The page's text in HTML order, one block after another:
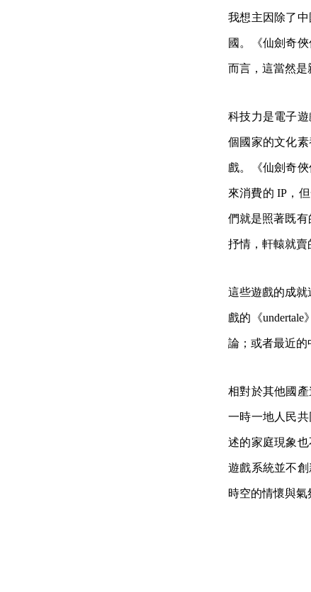
我想主因除了
國。《仙劍奇
而言，這當然是
科技力是電子
個國家的文化
戲。《仙劍奇
來消費的 IP，
們就是照著既
抒情，軒轅就賣
這些遊戲的成
戲的《
論；或者最近的
相對於其他國
一時一地人民
述的家庭現象
遊戲系統並不
時空的情懷與氣